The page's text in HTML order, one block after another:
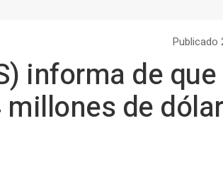
Publicado
informa de
de